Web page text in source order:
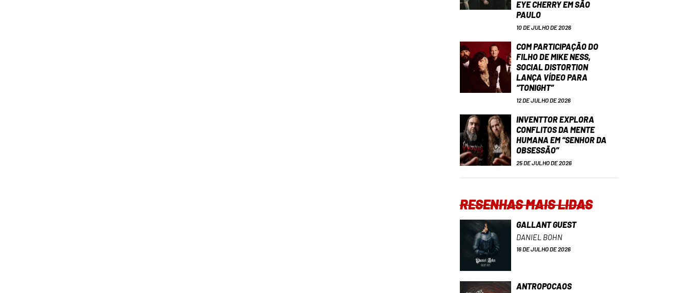
EYE CHERRY EM SÃO
PAULO
10 DE JULHO DE 2026
COM PARTICIPAÇÃO DO
FILHO DE MIKE NESS,
SOCIAL DISTORTION
LANÇA VÍDEO PARA
“TONIGHT”
12 DE JULHO DE 2026
INVENTTOR EXPLORA
CONFLITOS DA MENTE
HUMANA EM “SENHOR DA
OBSESSÃO”
25 DE JULHO DE 2026
RESENHAS MAIS LIDAS
GALLANT GUEST
DANIEL BOHN
16 DE JULHO DE 2026
ANTROPOCAOS